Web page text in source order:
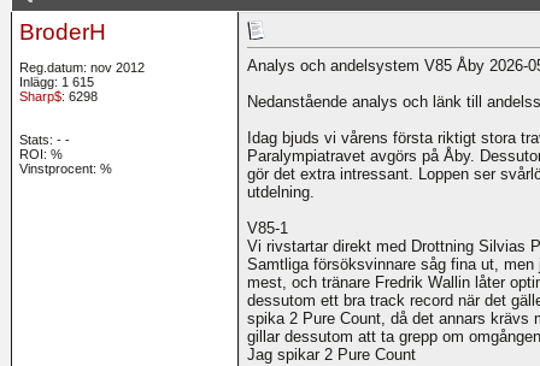
BroderH
Reg.datum: nov 2012
Inlägg: 1 615
Sharp$: 6298
Stats: - -
ROI: %
Vinstprocent: %
Analys och andelsystem V85 Åby 2026-
Nedanstående analys och länk till
Idag bjuds vi vårens första riktigt stora
Paralympiatravet avgörs på Åby.
gör det extra intressant. Loppen ser
utdelning.
V85-1
Vi rivstartar direkt med Drottning Silvias
Samtliga försöksvinnare såg fina ut,
mest, och tränare Fredrik Wallin låter
dessutom ett bra track record när det
spika 2 Pure Count, då det annars krävs
gillar dessutom att ta grepp om
Jag spikar 2 Pure Count